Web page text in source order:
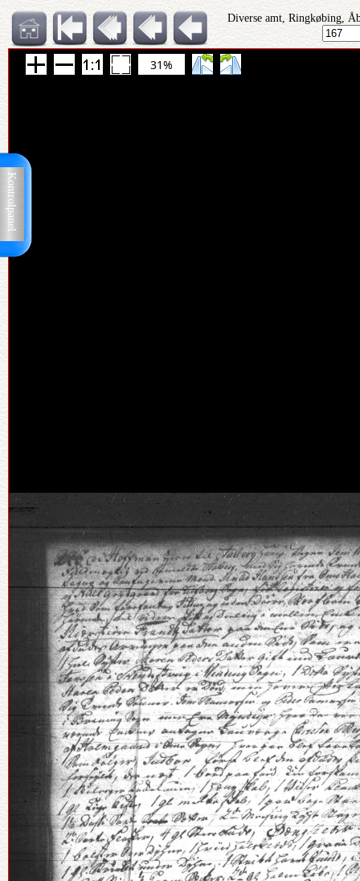
Kontrolpanel
Diverse amt, Ringkøbing,
31%